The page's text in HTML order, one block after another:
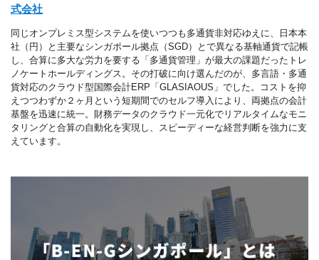
式会社
同じオンプレミス型システムを使いつつも多通貨非対応ゆえに、日本本
社（円）と主要なシンガポール拠点（SGD）とで異なる基軸通貨で記帳
し、合算に多大な労力を要する「多通貨管理」が最大の課題だったトレ
ノケートホールディングス。その打破に向け選んだのが、多言語・多通
貨対応のクラウド型国際会計ERP「GLASIAOUS」でした。コストを抑
えつつわずか２ヶ月という短期間でのセルフ導入により、両拠点の会計
基盤を迅速に統一。財務データのクラウド一元化でリアルタイムなモニ
タリングと合算の自動化を実現し、スピーディーな経営判断を強力に支
えています。